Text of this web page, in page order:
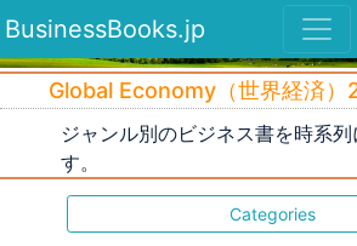
BusinessBooks.jp
Global Economy（世界経済）
ジャンル別のビジネス書を時系
す。
Categories